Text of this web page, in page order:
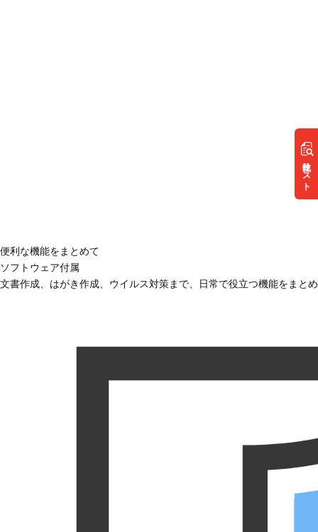
リスト
便利な機能をまとめて
ソフトウェア付属
文書作成、はがき作成、ウイルス対策まで、日常で役立つ機能をまと